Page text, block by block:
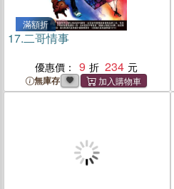
滿額折
17.二哥情事
優惠價： 9 234
無庫存